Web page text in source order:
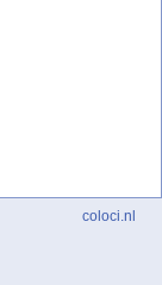
coloci.nl